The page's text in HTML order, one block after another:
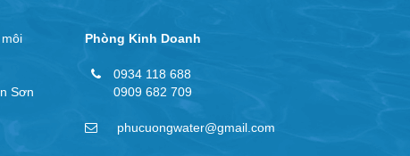
Sơn
Phòng Kinh Doanh
0934 118 688
0909 682 709
phucuongwater@gmail.com